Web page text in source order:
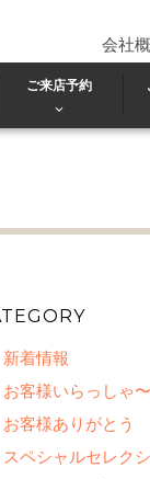
会社
ご来店予約
新着情報
お客様いらっしゃ
お客様ありがとう
スペシャルセレク